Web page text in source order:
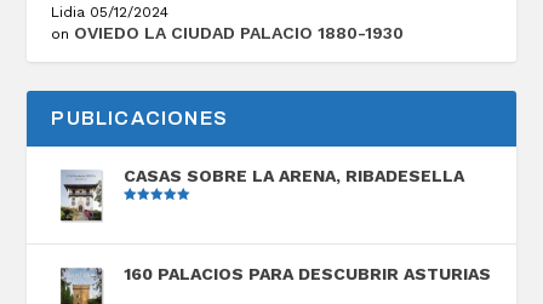
Lidia 05/12/2024
on OVIEDO LA CIUDAD PALACIO 1880-1930
PUBLICACIONES
CASAS SOBRE LA ARENA, RIBADESELLA
5
160 PALACIOS PARA DESCUBRIR ASTURIAS